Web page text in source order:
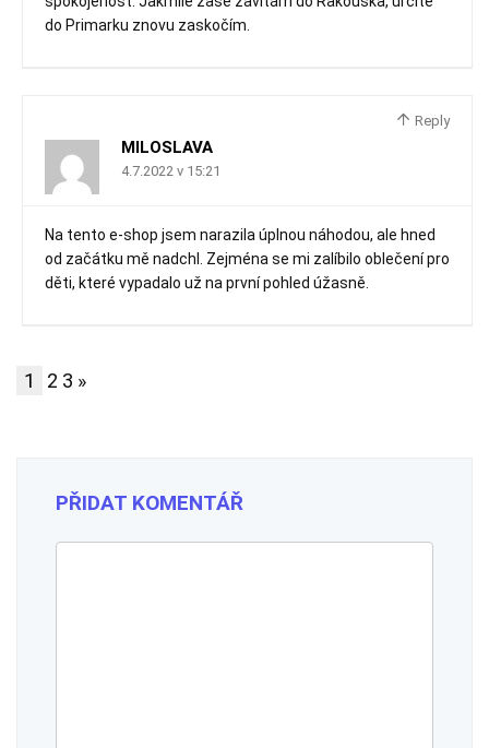
do Primarku znovu zaskočím.
Reply
MILOSLAVA
4.7.2022 v 15:21
Na tento e-shop jsem narazila úplnou náhodou, ale hned
od začátku mě nadchl. Zejména se mi zalíbilo oblečení pro
děti, které vypadalo už na první pohled úžasně.
1 2 3 »
PŘIDAT KOMENTÁŘ